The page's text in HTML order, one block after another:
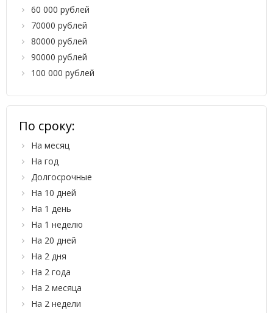
60 000 рублей
70000 рублей
80000 рублей
90000 рублей
100 000 рублей
По сроку:
На месяц
На год
Долгосрочные
На 10 дней
На 1 день
На 1 неделю
На 20 дней
На 2 дня
На 2 года
На 2 месяца
На 2 недели